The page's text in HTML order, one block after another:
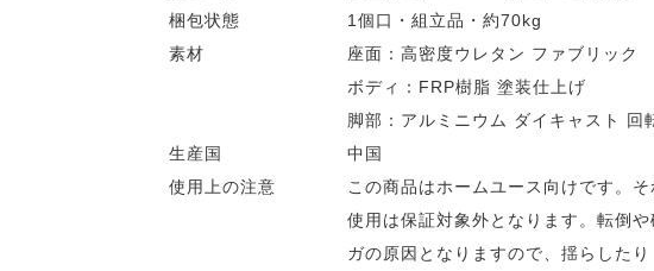
梱包状態
1個口・組立品・約70kg
素材
座面：高密度ウレタン ファブリック
ボディ：FRP樹脂 塗装仕上げ
脚部：アルミニウム ダイキャスト 回
生産国
中国
使用上の注意
この商品はホームユース向けです。
使用は保証対象外となります。転倒
ガの原因となりますので、揺らした